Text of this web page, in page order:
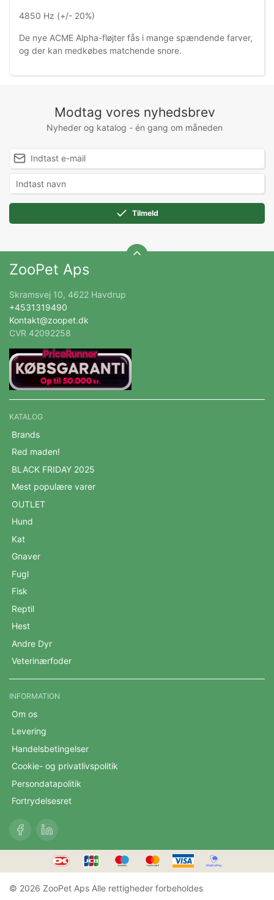
4850 Hz (+/- 20%)
De nye ACME Alpha-fløjter fås i mange spændende farver,
og der kan medkøbes matchende snore.
Modtag vores nyhedsbrev
Nyheder og katalog - én gang om måneden
Tilmeld
ZooPet Aps
Skramsvej 10, 4622 Havdrup
+4531319490
Kontakt@zoopet.dk
CVR 42092258
KATALOG
Brands
Red maden!
BLACK FRIDAY 2025
Mest populære varer
OUTLET
Hund
Kat
Gnaver
Fugl
Fisk
Reptil
Hest
Andre Dyr
Veterinærfoder
INFORMATION
Om os
Levering
Handelsbetingelser
Cookie- og privatlivspolitik
Persondatapolitik
Fortrydelsesret
© 2026 ZooPet Aps Alle rettigheder forbeholdes